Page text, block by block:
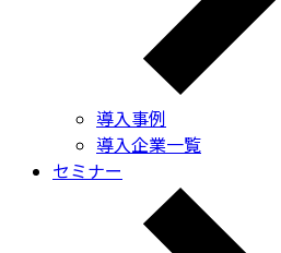
導入事例
導入企業一覧
セミナー